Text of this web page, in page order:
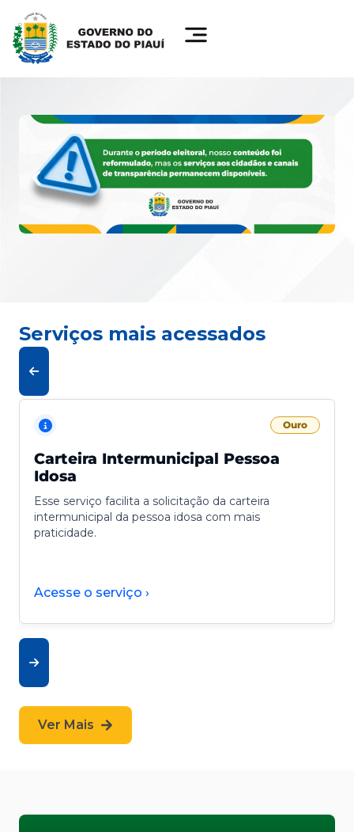
Serviços mais acessados
Ouro
Carteira Intermunicipal Pessoa
Idosa
Esse serviço facilita a solicitação da carteira
intermunicipal da pessoa idosa com mais
praticidade.
Acesse o serviço ›
Ver Mais